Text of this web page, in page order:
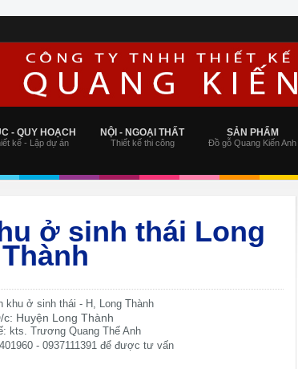
- QUY HOẠCH
kế - Lập dự án
NỘI - NGOẠI THẤT
Thiết kế thi công
SẢN PHẨM
Đồ gỗ Quang Kiến Anh
ở sinh thái Long
khu ở sinh thái - H, Long Thành
c: Huyện Long Thành
kts. Trương Quang Thế Anh
- 0937111391 để được tư vấn